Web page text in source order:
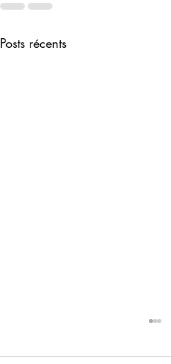
Posts récents